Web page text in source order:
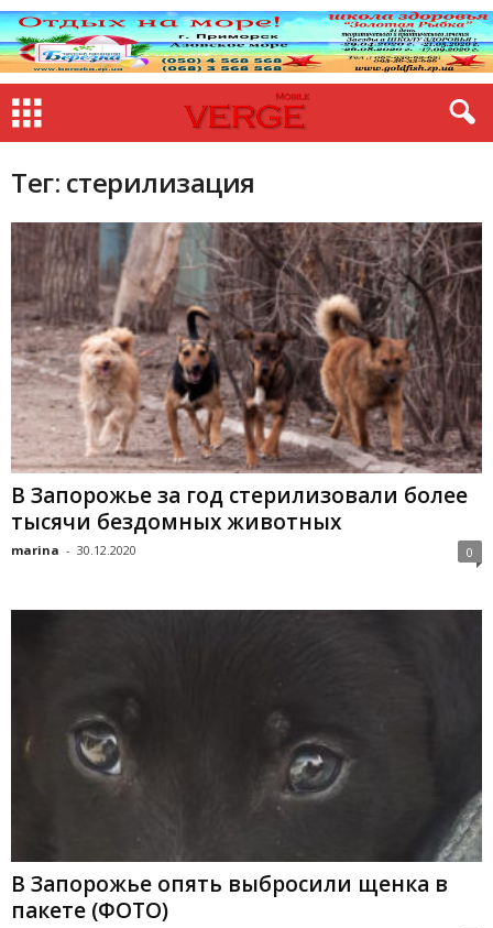
Тег: стерилизация
В Запорожье за год стерилизовали более
тысячи бездомных животных
marina - 30.12.2020 0
В Запорожье опять выбросили щенка в
пакете (ФОТО)